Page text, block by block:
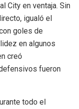
City en ventaja. Sin
igualó el
goles de
en algunos
creó
fueron
todo el